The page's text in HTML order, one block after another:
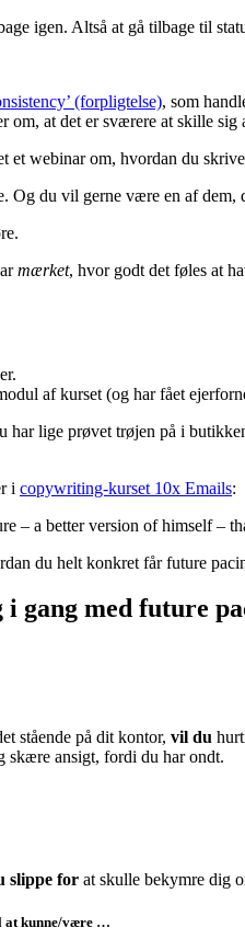
igen. Altså at gå tilbage til
(forpligtelse), som
om, at det er sværere at skille
et webinar om, hvordan du
Og du vil gerne være en af dem,
mærket, hvor godt det føles at
af kurset (og har fået
har lige prøvet trøjen på i
i copywriting-kurset 10x Emails:
– a better version of himself –
du helt konkret får future
i gang med future
stående på dit kontor, vil du
skære ansigt, fordi du har ondt.
slippe for at skulle bekymre dig
at kunne/være …